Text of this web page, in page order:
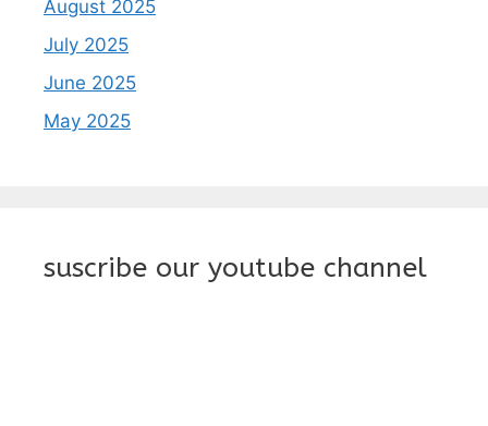
August 2025
July 2025
June 2025
May 2025
suscribe our youtube channel